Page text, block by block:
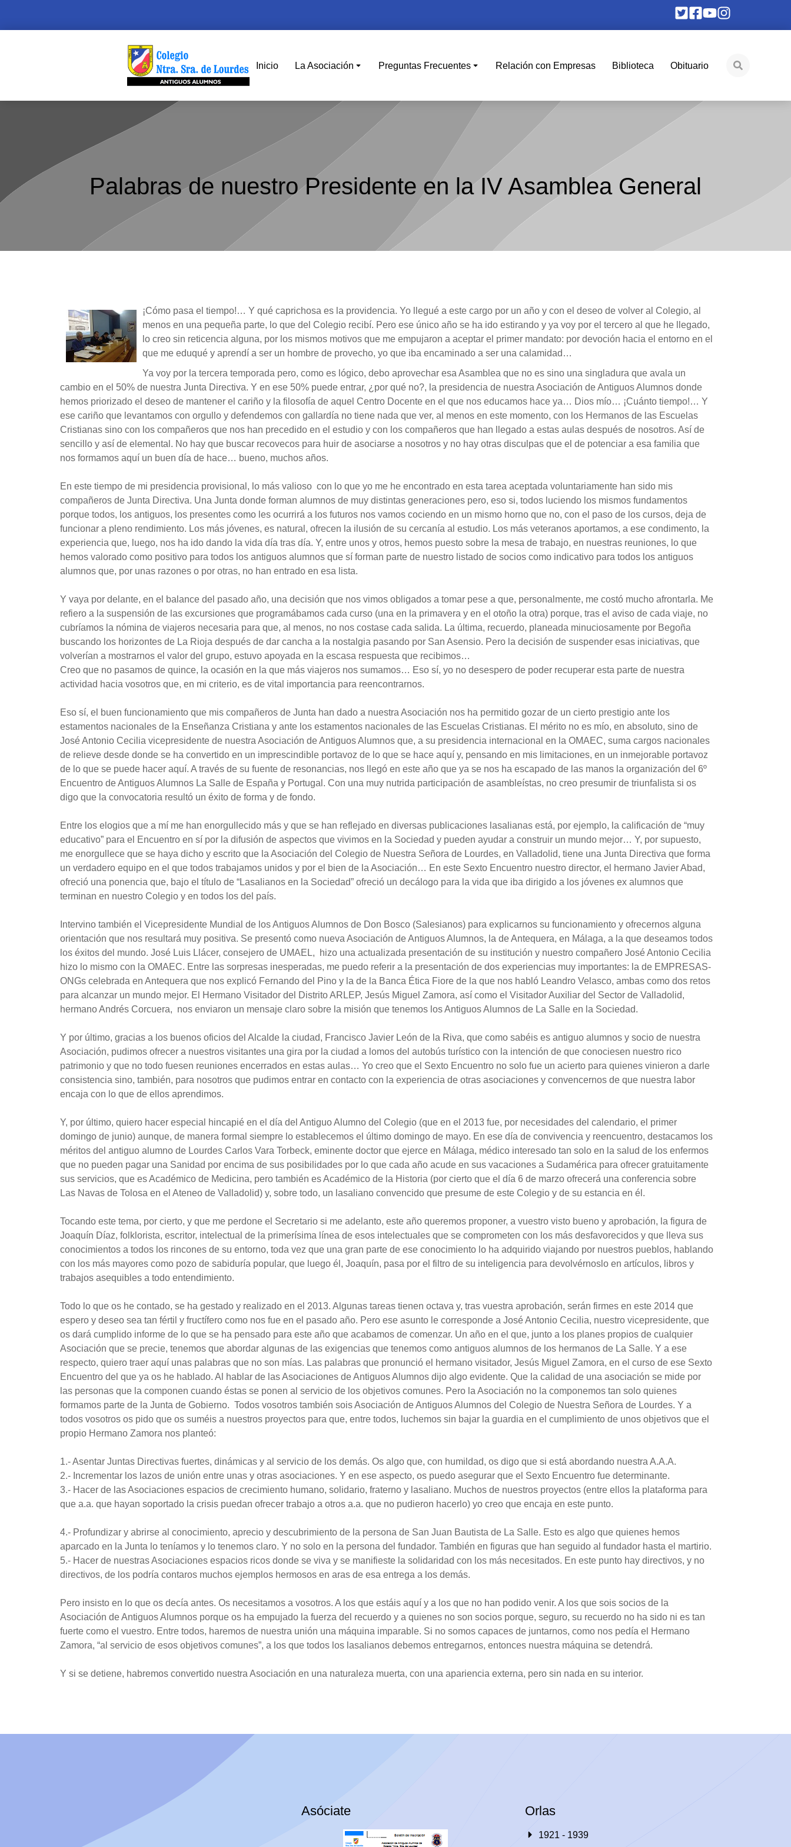
Inicio La Asociación Preguntas Frecuentes Relación con Empresas Biblioteca Obituario
Palabras de nuestro Presidente en la IV Asamblea General
¡Cómo pasa el tiempo!… Y qué caprichosa es la providencia. Yo llegué a este cargo por un año y con el deseo de volver al Colegio, al
menos en una pequeña parte, lo que del Colegio recibí. Pero ese único año se ha ido estirando y ya voy por el tercero al que he llegado,
lo creo sin reticencia alguna, por los mismos motivos que me empujaron a aceptar el primer mandato: por devoción hacia el entorno en el
que me eduqué y aprendí a ser un hombre de provecho, yo que iba encaminado a ser una calamidad…
Ya voy por la tercera temporada pero, como es lógico, debo aprovechar esa Asamblea que no es sino una singladura que avala un
cambio en el 50% de nuestra Junta Directiva. Y en ese 50% puede entrar, ¿por qué no?, la presidencia de nuestra Asociación de Antiguos Alumnos donde
hemos priorizado el deseo de mantener el cariño y la filosofía de aquel Centro Docente en el que nos educamos hace ya… Dios mío… ¡Cuánto tiempo!… Y
ese cariño que levantamos con orgullo y defendemos con gallardía no tiene nada que ver, al menos en este momento, con los Hermanos de las Escuelas
Cristianas sino con los compañeros que nos han precedido en el estudio y con los compañeros que han llegado a estas aulas después de nosotros. Así de
sencillo y así de elemental. No hay que buscar recovecos para huir de asociarse a nosotros y no hay otras disculpas que el de potenciar a esa familia que
nos formamos aquí un buen día de hace… bueno, muchos años.
En este tiempo de mi presidencia provisional, lo más valioso con lo que yo me he encontrado en esta tarea aceptada voluntariamente han sido mis
compañeros de Junta Directiva. Una Junta donde forman alumnos de muy distintas generaciones pero, eso si, todos luciendo los mismos fundamentos
porque todos, los antiguos, los presentes como les ocurrirá a los futuros nos vamos cociendo en un mismo horno que no, con el paso de los cursos, deja de
funcionar a pleno rendimiento. Los más jóvenes, es natural, ofrecen la ilusión de su cercanía al estudio. Los más veteranos aportamos, a ese condimento, la
experiencia que, luego, nos ha ido dando la vida día tras día. Y, entre unos y otros, hemos puesto sobre la mesa de trabajo, en nuestras reuniones, lo que
hemos valorado como positivo para todos los antiguos alumnos que sí forman parte de nuestro listado de socios como indicativo para todos los antiguos
alumnos que, por unas razones o por otras, no han entrado en esa lista.
Y vaya por delante, en el balance del pasado año, una decisión que nos vimos obligados a tomar pese a que, personalmente, me costó mucho afrontarla. Me
refiero a la suspensión de las excursiones que programábamos cada curso (una en la primavera y en el otoño la otra) porque, tras el aviso de cada viaje, no
cubríamos la nómina de viajeros necesaria para que, al menos, no nos costase cada salida. La última, recuerdo, planeada minuciosamente por Begoña
buscando los horizontes de La Rioja después de dar cancha a la nostalgia pasando por San Asensio. Pero la decisión de suspender esas iniciativas, que
volverían a mostrarnos el valor del grupo, estuvo apoyada en la escasa respuesta que recibimos…
Creo que no pasamos de quince, la ocasión en la que más viajeros nos sumamos… Eso sí, yo no desespero de poder recuperar esta parte de nuestra
actividad hacia vosotros que, en mi criterio, es de vital importancia para reencontrarnos.
Eso sí, el buen funcionamiento que mis compañeros de Junta han dado a nuestra Asociación nos ha permitido gozar de un cierto prestigio ante los
estamentos nacionales de la Enseñanza Cristiana y ante los estamentos nacionales de las Escuelas Cristianas. El mérito no es mío, en absoluto, sino de
José Antonio Cecilia vicepresidente de nuestra Asociación de Antiguos Alumnos que, a su presidencia internacional en la OMAEC, suma cargos nacionales
de relieve desde donde se ha convertido en un imprescindible portavoz de lo que se hace aquí y, pensando en mis limitaciones, en un inmejorable portavoz
de lo que se puede hacer aquí. A través de su fuente de resonancias, nos llegó en este año que ya se nos ha escapado de las manos la organización del 6º
Encuentro de Antiguos Alumnos La Salle de España y Portugal. Con una muy nutrida participación de asambleístas, no creo presumir de triunfalista si os
digo que la convocatoria resultó un éxito de forma y de fondo.
Entre los elogios que a mí me han enorgullecido más y que se han reflejado en diversas publicaciones lasalianas está, por ejemplo, la calificación de “muy
educativo” para el Encuentro en sí por la difusión de aspectos que vivimos en la Sociedad y pueden ayudar a construir un mundo mejor… Y, por supuesto,
me enorgullece que se haya dicho y escrito que la Asociación del Colegio de Nuestra Señora de Lourdes, en Valladolid, tiene una Junta Directiva que forma
un verdadero equipo en el que todos trabajamos unidos y por el bien de la Asociación… En este Sexto Encuentro nuestro director, el hermano Javier Abad,
ofreció una ponencia que, bajo el título de “Lasalianos en la Sociedad” ofreció un decálogo para la vida que iba dirigido a los jóvenes ex alumnos que
terminan en nuestro Colegio y en todos los del país.
Intervino también el Vicepresidente Mundial de los Antiguos Alumnos de Don Bosco (Salesianos) para explicarnos su funcionamiento y ofrecernos alguna
orientación que nos resultará muy positiva. Se presentó como nueva Asociación de Antiguos Alumnos, la de Antequera, en Málaga, a la que deseamos todos
los éxitos del mundo. José Luis Llácer, consejero de UMAEL, hizo una actualizada presentación de su institución y nuestro compañero José Antonio Cecilia
hizo lo mismo con la OMAEC. Entre las sorpresas inesperadas, me puedo referir a la presentación de dos experiencias muy importantes: la de EMPRESAS-
ONGs celebrada en Antequera que nos explicó Fernando del Pino y la de la Banca Ética Fiore de la que nos habló Leandro Velasco, ambas como dos retos
para alcanzar un mundo mejor. El Hermano Visitador del Distrito ARLEP, Jesús Miguel Zamora, así como el Visitador Auxiliar del Sector de Valladolid,
hermano Andrés Corcuera, nos enviaron un mensaje claro sobre la misión que tenemos los Antiguos Alumnos de La Salle en la Sociedad.
Y por último, gracias a los buenos oficios del Alcalde la ciudad, Francisco Javier León de la Riva, que como sabéis es antiguo alumnos y socio de nuestra
Asociación, pudimos ofrecer a nuestros visitantes una gira por la ciudad a lomos del autobús turístico con la intención de que conociesen nuestro rico
patrimonio y que no todo fuesen reuniones encerrados en estas aulas… Yo creo que el Sexto Encuentro no solo fue un acierto para quienes vinieron a darle
consistencia sino, también, para nosotros que pudimos entrar en contacto con la experiencia de otras asociaciones y convencernos de que nuestra labor
encaja con lo que de ellos aprendimos.
Y, por último, quiero hacer especial hincapié en el día del Antiguo Alumno del Colegio (que en el 2013 fue, por necesidades del calendario, el primer
domingo de junio) aunque, de manera formal siempre lo establecemos el último domingo de mayo. En ese día de convivencia y reencuentro, destacamos los
méritos del antiguo alumno de Lourdes Carlos Vara Torbeck, eminente doctor que ejerce en Málaga, médico interesado tan solo en la salud de los enfermos
que no pueden pagar una Sanidad por encima de sus posibilidades por lo que cada año acude en sus vacaciones a Sudamérica para ofrecer gratuitamente
sus servicios, que es Académico de Medicina, pero también es Académico de la Historia (por cierto que el día 6 de marzo ofrecerá una conferencia sobre
Las Navas de Tolosa en el Ateneo de Valladolid) y, sobre todo, un lasaliano convencido que presume de este Colegio y de su estancia en él.
Tocando este tema, por cierto, y que me perdone el Secretario si me adelanto, este año queremos proponer, a vuestro visto bueno y aprobación, la figura de
Joaquín Díaz, folklorista, escritor, intelectual de la primerísima línea de esos intelectuales que se comprometen con los más desfavorecidos y que lleva sus
conocimientos a todos los rincones de su entorno, toda vez que una gran parte de ese conocimiento lo ha adquirido viajando por nuestros pueblos, hablando
con los más mayores como pozo de sabiduría popular, que luego él, Joaquín, pasa por el filtro de su inteligencia para devolvérnoslo en artículos, libros y
trabajos asequibles a todo entendimiento.
Todo lo que os he contado, se ha gestado y realizado en el 2013. Algunas tareas tienen octava y, tras vuestra aprobación, serán firmes en este 2014 que
espero y deseo sea tan fértil y fructífero como nos fue en el pasado año. Pero ese asunto le corresponde a José Antonio Cecilia, nuestro vicepresidente, que
os dará cumplido informe de lo que se ha pensado para este año que acabamos de comenzar. Un año en el que, junto a los planes propios de cualquier
Asociación que se precie, tenemos que abordar algunas de las exigencias que tenemos como antiguos alumnos de los hermanos de La Salle. Y a ese
respecto, quiero traer aquí unas palabras que no son mías. Las palabras que pronunció el hermano visitador, Jesús Miguel Zamora, en el curso de ese Sexto
Encuentro del que ya os he hablado. Al hablar de las Asociaciones de Antiguos Alumnos dijo algo evidente. Que la calidad de una asociación se mide por
las personas que la componen cuando éstas se ponen al servicio de los objetivos comunes. Pero la Asociación no la componemos tan solo quienes
formamos parte de la Junta de Gobierno. Todos vosotros también sois Asociación de Antiguos Alumnos del Colegio de Nuestra Señora de Lourdes. Y a
todos vosotros os pido que os suméis a nuestros proyectos para que, entre todos, luchemos sin bajar la guardia en el cumplimiento de unos objetivos que el
propio Hermano Zamora nos planteó:
1.- Asentar Juntas Directivas fuertes, dinámicas y al servicio de los demás. Os algo que, con humildad, os digo que si está abordando nuestra A.A.A.
2.- Incrementar los lazos de unión entre unas y otras asociaciones. Y en ese aspecto, os puedo asegurar que el Sexto Encuentro fue determinante.
3.- Hacer de las Asociaciones espacios de crecimiento humano, solidario, fraterno y lasaliano. Muchos de nuestros proyectos (entre ellos la plataforma para
que a.a. que hayan soportado la crisis puedan ofrecer trabajo a otros a.a. que no pudieron hacerlo) yo creo que encaja en este punto.
4.- Profundizar y abrirse al conocimiento, aprecio y descubrimiento de la persona de San Juan Bautista de La Salle. Esto es algo que quienes hemos
aparcado en la Junta lo teníamos y lo tenemos claro. Y no solo en la persona del fundador. También en figuras que han seguido al fundador hasta el martirio.
5.- Hacer de nuestras Asociaciones espacios ricos donde se viva y se manifieste la solidaridad con los más necesitados. En este punto hay directivos, y no
directivos, de los podría contaros muchos ejemplos hermosos en aras de esa entrega a los demás.
Pero insisto en lo que os decía antes. Os necesitamos a vosotros. A los que estáis aquí y a los que no han podido venir. A los que sois socios de la
Asociación de Antiguos Alumnos porque os ha empujado la fuerza del recuerdo y a quienes no son socios porque, seguro, su recuerdo no ha sido ni es tan
fuerte como el vuestro. Entre todos, haremos de nuestra unión una máquina imparable. Si no somos capaces de juntarnos, como nos pedía el Hermano
Zamora, “al servicio de esos objetivos comunes”, a los que todos los lasalianos debemos entregarnos, entonces nuestra máquina se detendrá.
Y si se detiene, habremos convertido nuestra Asociación en una naturaleza muerta, con una apariencia externa, pero sin nada en su interior.
Asóciate Orlas
1921 - 1939